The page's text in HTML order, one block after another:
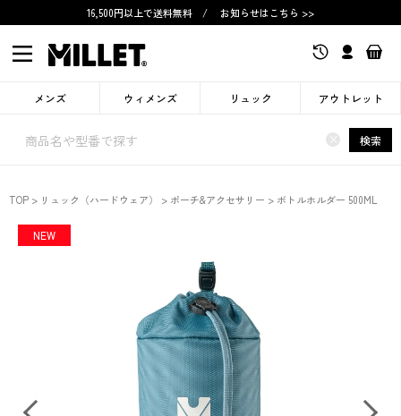
16,500円以上で送料無料 / お知らせはこちら >>
メンズ ウィメンズ リュック アウトレット
× 検索
TOP リュック（ハードウェア） ポーチ&アクセサリー ボトルホルダー 500ML
NEW